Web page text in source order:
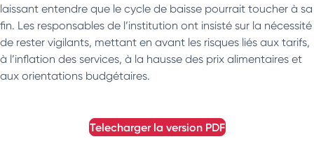
laissant entendre que le cycle de baisse pourrait toucher à sa
fin. Les responsables de l’institution ont insisté sur la nécessité
de rester vigilants, mettant en avant les risques liés aux tarifs,
à l’inflation des services, à la hausse des prix alimentaires et
aux orientations budgétaires.
telecharger la version PDF